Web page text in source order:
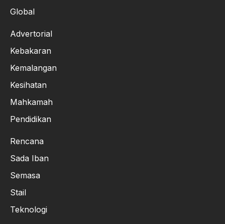
Global
Advertorial
Kebakaran
Kemalangan
Kesihatan
Mahkamah
Pendidikan
Rencana
Sada Iban
Semasa
Stail
Teknologi